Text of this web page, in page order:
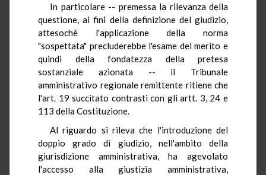
In particolare -- premessa la rilevanza della
questione, ai fini della definizione del giudizio,
attesoché l'applicazione della norma
"sospettata" precluderebbe l'esame del merito e
quindi della fondatezza della pretesa
sostanziale azionata -- il Tribunale
amministrativo regionale remittente ritiene che
l'art. 19 succitato contrasti con gli artt. 3, 24 e
113 della Costituzione.
Al riguardo si rileva che l'introduzione del
doppio grado di giudizio, nell'ambito della
giurisdizione amministrativa, ha agevolato
l'accesso alla giustizia amministrativa,